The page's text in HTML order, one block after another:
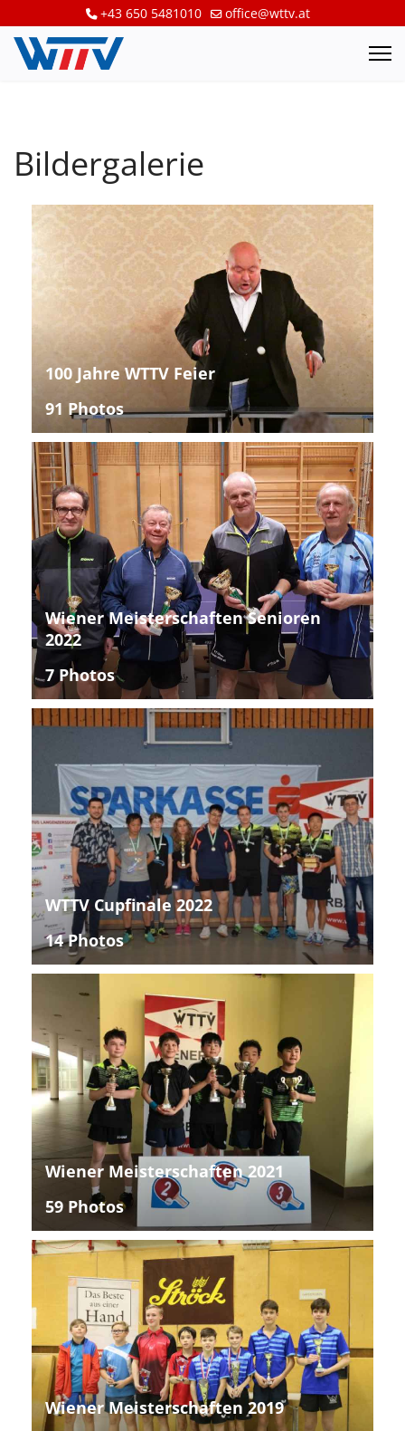
+43 650 5481010 office@wttv.at
Bildergalerie
100 Jahre WTTV Feier
91 Photos
Wiener Meisterschaften Senioren
2022
7 Photos
WTTV Cupfinale 2022
14 Photos
Wiener Meisterschaften 2021
59 Photos
Wiener Meisterschaften 2019